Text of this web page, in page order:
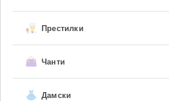
Престилки
Чанти
Дамски